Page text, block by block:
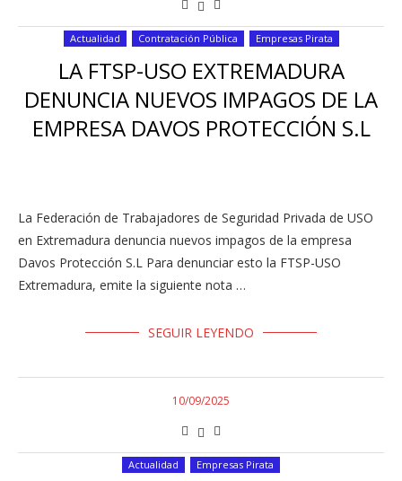
Actualidad Contratación Pública Empresas Pirata
LA FTSP-USO EXTREMADURA
DENUNCIA NUEVOS IMPAGOS DE LA
EMPRESA DAVOS PROTECCIÓN S.L
La Federación de Trabajadores de Seguridad Privada de USO
en Extremadura denuncia nuevos impagos de la empresa
Davos Protección S.L Para denunciar esto la FTSP-USO
Extremadura, emite la siguiente nota …
SEGUIR LEYENDO
10/09/2025
Actualidad Empresas Pirata